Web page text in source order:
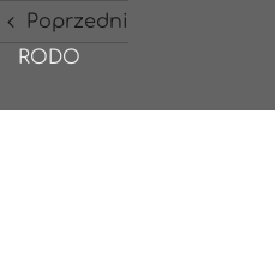
RODO
Poprzedni